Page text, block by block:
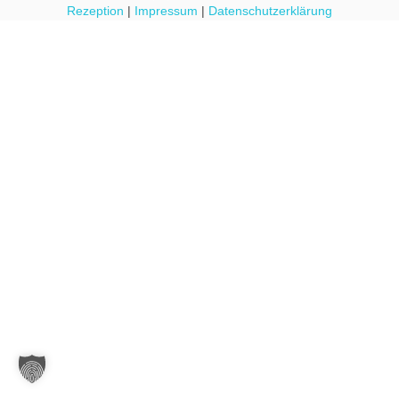
Rezeption | Impressum | Datenschutzerklärung